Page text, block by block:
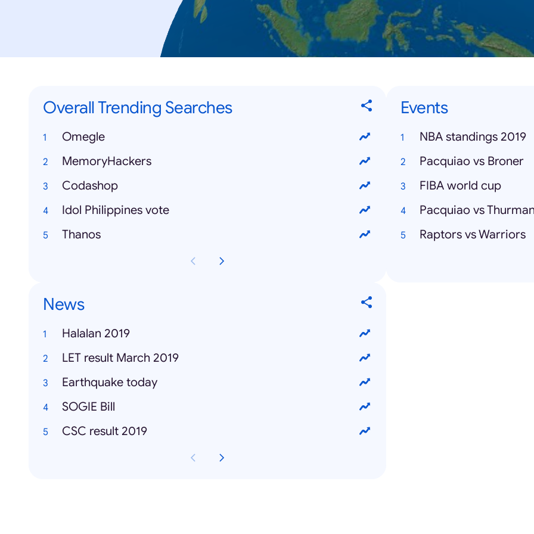
Overall Trending Searches
Omegle
MemoryHackers
Codashop
Idol Philippines vote
Thanos
Events
NBA standings 2019
Pacquiao vs Broner
FIBA world cup
Pacquiao vs
Raptors vs Warriors
News
Halalan 2019
LET result March 2019
Earthquake today
SOGIE Bill
CSC result 2019